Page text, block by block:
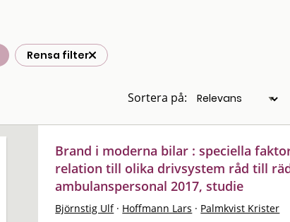
Rensa filter
Sortera på:
Brand i moderna bilar : speciella
relation till olika drivsystem råd till
ambulanspersonal 2017, studie
Björnstig Ulf · Hoffmann Lars · Palmkvist Krister